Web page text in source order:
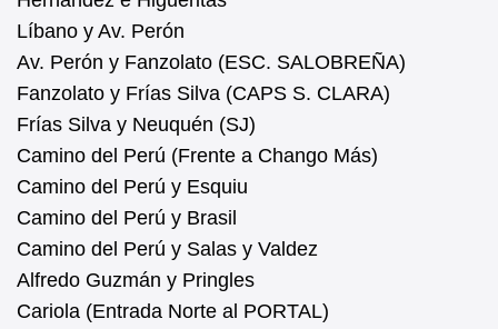
Líbano y Av. Perón
Av. Perón y Fanzolato (ESC. SALOBREÑA)
Fanzolato y Frías Silva (CAPS S. CLARA)
Frías Silva y Neuquén (SJ)
Camino del Perú (Frente a Chango Más)
Camino del Perú y Esquiu
Camino del Perú y Brasil
Camino del Perú y Salas y Valdez
Alfredo Guzmán y Pringles
Cariola (Entrada Norte al PORTAL)